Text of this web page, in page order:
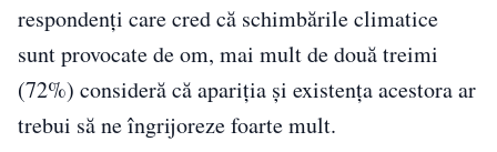
respondenţi care cred că schimbările climatice
sunt provocate de om, mai mult de două treimi
(72%) consideră că apariţia şi existenţa acestora ar
trebui să ne îngrijoreze foarte mult.